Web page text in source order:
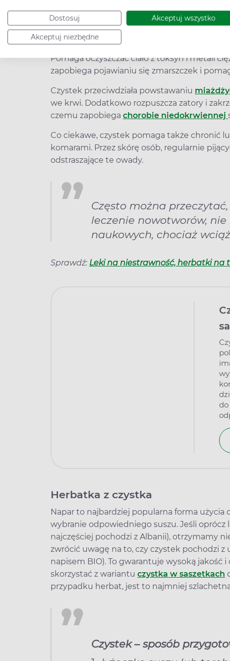
Dostosuj Akceptuj wszystko
Akceptuj niezbędne
Czystek zawiera wyjątkowo dużopolifenoli,
(zwanych też antyoksydantami). Dzięki
drobnoustroje chorobotwórcze. Doskonale
Pomaga oczyszczać ciało z toksyn i metali
zapobiega pojawianiu się zmarszczek i
Czystek przeciwdziała powstawaniu
we krwi. Dodatkowo rozpuszcza zatory i
czemu zapobiega chorobie niedokrwiennej
Co ciekawe, czystek pomaga także chronić
komarami. Przez skórę osób, regularnie
odstraszające te owady.
Często można
leczenie nowotworów,
naukowych, chociaż
Sprawdź: Leki na niestrawność, herbatki na
Herbatka z czystka
Napar to najbardziej popularna forma użycia
wybranie odpowiedniego suszu. Jeśli oprócz
najczęściej pochodzi z Albanii), otrzymamy
zwrócić uwagę na to, czy czystek pochodzi
napisem BIO). To gwarantuje wysoką jakość
skorzystać z wariantu czystka w saszetkach
przypadku herbat, jest to najmniej
Czystek – sposób